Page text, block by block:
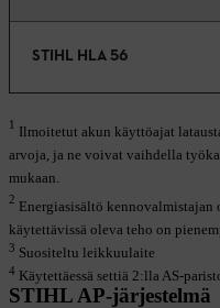
STIHL HLA 56
1 Ilmoitetut akun käyttöajat
arvoja, ja ne voivat vaihdella
mukaan.
2 Energiasisältö kennovalmistajan
käytettävissä oleva teho on
3 Suositeltu leikkuulaite
4 Käytettäessä settiä 2:lla AS-
STIHL AP-järjestelmä